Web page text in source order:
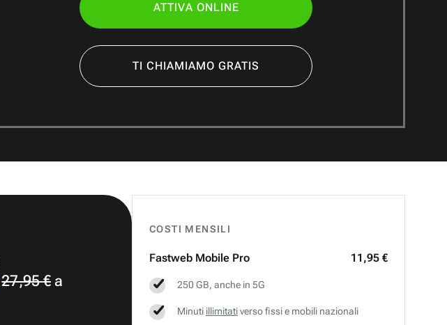
ATTIVA ONLINE
TI CHIAMIAMO GRATIS
COSTI MENSILI
Fastweb Mobile Pro 11,95 €
250 GB, anche in 5G
Minuti illimitativerso fissi e mobili nazionali
27,95 €a